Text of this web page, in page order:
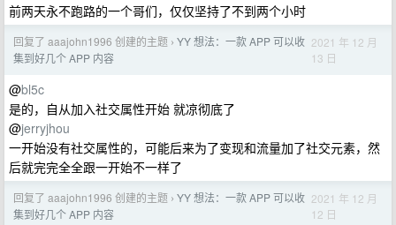
前两天永不跑路的一个哥们，仅仅坚持了不到两个小时
回复了 aaajohn1996 创建的主题 › YY 想法：一款 APP 可以收
集到好几个 APP 内容
2021 年 12 月
13 日
@bl5c
是的，自从加入社交属性开始 就凉彻底了
@jerryjhou
一开始没有社交属性的，可能后来为了变现和流量加了社交元素，然
后就完完全全跟一开始不一样了
回复了 aaajohn1996 创建的主题 › YY 想法：一款 APP 可以收
集到好几个 APP 内容
2021 年 12 月
12 日